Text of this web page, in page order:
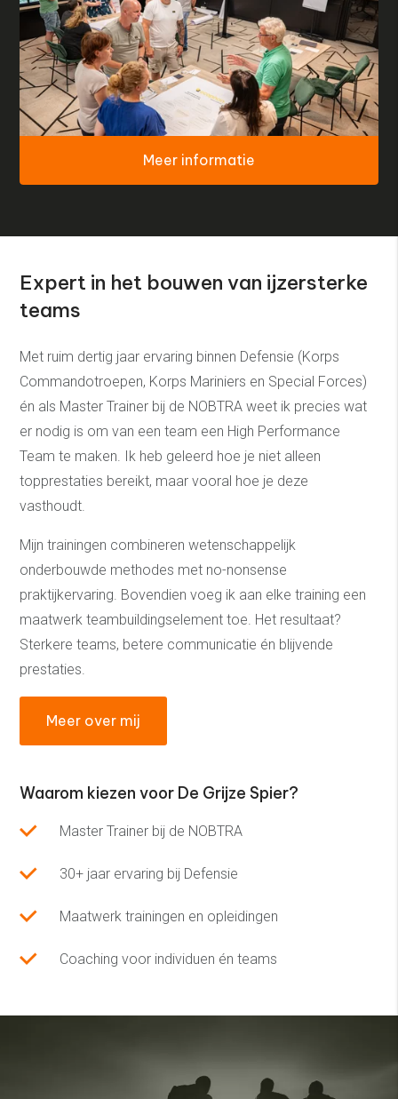
Meer informatie
Expert in het bouwen van ijzersterke
teams
Met ruim dertig jaar ervaring binnen Defensie (Korps
Commandotroepen, Korps Mariniers en Special Forces)
én als Master Trainer bij de NOBTRA weet ik precies wat
er nodig is om van een team een High Performance
Team te maken. Ik heb geleerd hoe je niet alleen
topprestaties bereikt, maar vooral hoe je deze
vasthoudt.
Mijn trainingen combineren wetenschappelijk
onderbouwde methodes met no-nonsense
praktijkervaring. Bovendien voeg ik aan elke training een
maatwerk teambuildingselement toe. Het resultaat?
Sterkere teams, betere communicatie én blijvende
prestaties.
Meer over mij
Waarom kiezen voor De Grijze Spier?
Master Trainer bij de NOBTRA
30+ jaar ervaring bij Defensie
Maatwerk trainingen en opleidingen
Coaching voor individuen én teams